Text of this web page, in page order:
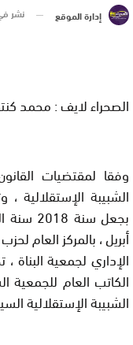
إدارة الموقع نشر
الصحراء لايف : محمد
وفقا لمقتضيات
الشبيبة الإستقلالية
أبريل ، بالمركز العام
الإداري لجمعية
الكاتب العام
الشبيبة الإستقلالية